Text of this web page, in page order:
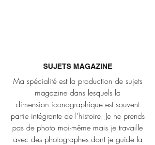
SUJETS MAGAZINE
Ma spécialité est la production de sujets
magazine dans lesquels la
dimension iconographique est souvent
partie intégrante de l’histoire. Je ne prends
pas de photo moi-même mais je travaille
avec des photographes dont je guide la